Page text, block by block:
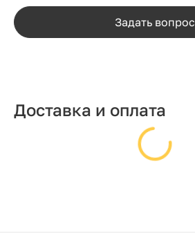
Задать вопрос
Доставка и оплата